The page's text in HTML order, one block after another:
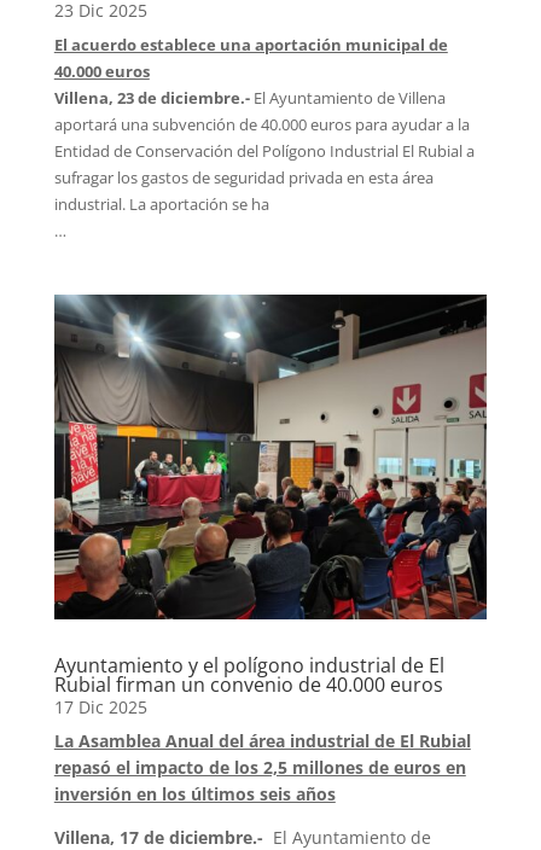
23 Dic 2025
El acuerdo establece una aportación municipal de
40.000 euros
Villena, 23 de diciembre.- El Ayuntamiento de Villena
aportará una subvención de 40.000 euros para ayudar a la
Entidad de Conservación del Polígono Industrial El Rubial a
sufragar los gastos de seguridad privada en esta área
industrial. La aportación se ha
…
Ayuntamiento y el polígono industrial de El
Rubial firman un convenio de 40.000 euros
17 Dic 2025
La Asamblea Anual del área industrial de El Rubial
repasó el impacto de los 2,5 millones de euros en
inversión en los últimos seis años
Villena, 17 de diciembre.- El Ayuntamiento de